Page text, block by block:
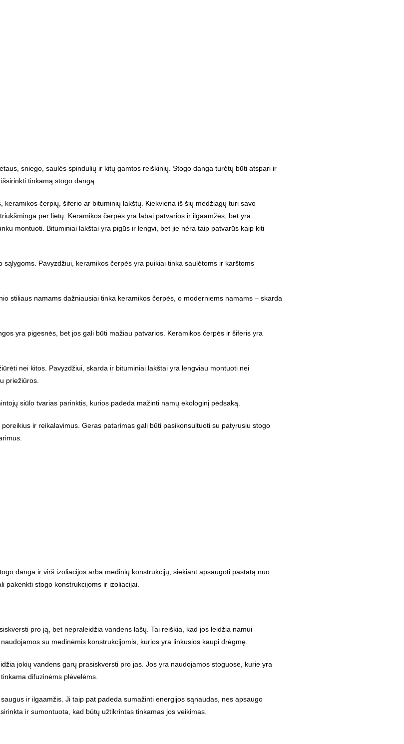
sniego, saulės spindulių ir kitų gamtos reiškinių. Stogo danga turėtų būti atspari ir
tinkamą stogo dangą:
čerpių, šiferio ar bituminių lakštų. Kiekviena iš šių medžiagų turi savo
per lietų. Keramikos čerpės yra labai patvarios ir ilgaamžės, bet yra
montuoti. Bituminiai lakštai yra pigūs ir lengvi, bet jie nėra taip patvarūs kaip kiti
Pavyzdžiui, keramikos čerpės yra puikiai tinka saulėtoms ir karštoms
stiliaus namams dažniausiai tinka keramikos čerpės, o moderniems namams – skarda
yra pigesnės, bet jos gali būti mažiau patvarios. Keramikos čerpės ir šiferis yra
nei kitos. Pavyzdžiui, skarda ir bituminiai lakštai yra lengviau montuoti nei
priežiūros.
siūlo tvarias parinktis, kurios padeda mažinti namų ekologinį pėdsaką.
ir reikalavimus. Geras patarimas gali būti pasikonsultuoti su patyrusiu stogo
danga ir virš izoliacijos arba medinių konstrukcijų, siekiant apsaugoti pastatą nuo
pakenkti stogo konstrukcijoms ir izoliacijai.
pro ją, bet nepraleidžia vandens lašų. Tai reiškia, kad jos leidžia namui
su medinėmis konstrukcijomis, kurios yra linkusios kaupi drėgmę.
jokių vandens garų prasiskversti pro jas. Jos yra naudojamos stoguose, kurie yra
difuzinėms plėvelėms.
ir ilgaamžis. Ji taip pat padeda sumažinti energijos sąnaudas, nes apsaugo
ir sumontuota, kad būtų užtikrintas tinkamas jos veikimas.